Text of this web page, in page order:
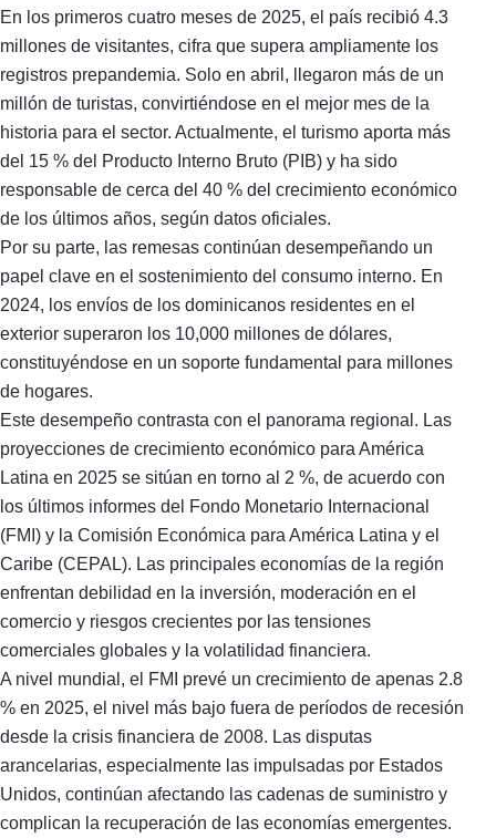
En los primeros cuatro meses de 2025, el país recibió 4.3
millones de visitantes, cifra que supera ampliamente los
registros prepandemia. Solo en abril, llegaron más de un
millón de turistas, convirtiéndose en el mejor mes de la
historia para el sector. Actualmente, el turismo aporta más
del 15 % del Producto Interno Bruto (PIB) y ha sido
responsable de cerca del 40 % del crecimiento económico
de los últimos años, según datos oficiales.
Por su parte, las remesas continúan desempeñando un
papel clave en el sostenimiento del consumo interno. En
2024, los envíos de los dominicanos residentes en el
exterior superaron los 10,000 millones de dólares,
constituyéndose en un soporte fundamental para millones
de hogares.
Este desempeño contrasta con el panorama regional. Las
proyecciones de crecimiento económico para América
Latina en 2025 se sitúan en torno al 2 %, de acuerdo con
los últimos informes del Fondo Monetario Internacional
(FMI) y la Comisión Económica para América Latina y el
Caribe (CEPAL). Las principales economías de la región
enfrentan debilidad en la inversión, moderación en el
comercio y riesgos crecientes por las tensiones
comerciales globales y la volatilidad financiera.
A nivel mundial, el FMI prevé un crecimiento de apenas 2.8
% en 2025, el nivel más bajo fuera de períodos de recesión
desde la crisis financiera de 2008. Las disputas
arancelarias, especialmente las impulsadas por Estados
Unidos, continúan afectando las cadenas de suministro y
complican la recuperación de las economías emergentes.